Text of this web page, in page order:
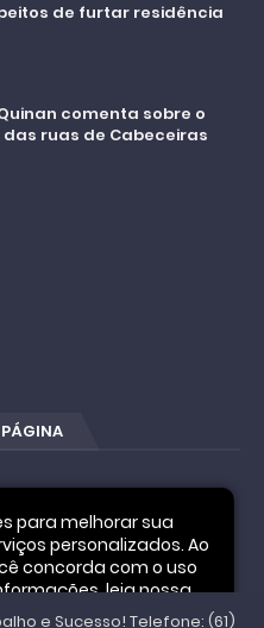
de furtar residência
comenta sobre o
ruas de Cabeceiras
PÁGINA
para melhorar sua
personalizados. Ao
concorda com o uso
leia nossa
e Sucesso! Telefone: (61)